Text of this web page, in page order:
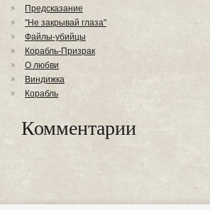
Предсказание
"Не закрывай глаза"
Файлы-убийцы
Корабль-Призрак
О любви
Виндижка
Корабль
Комментарии